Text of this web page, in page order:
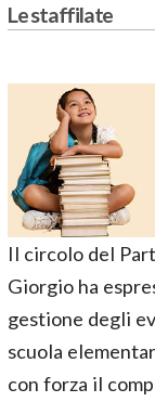
Le staffilate
Il circolo del
Giorgio ha
gestione degli
scuola
con forza il